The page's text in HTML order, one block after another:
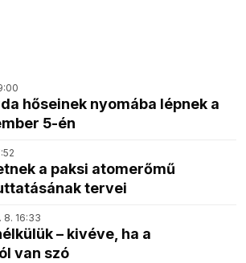
hőseinek nyomába lépnek a
5-én
a paksi atomerőmű
tervei
8. 16:33
– kivéve, ha a
van szó